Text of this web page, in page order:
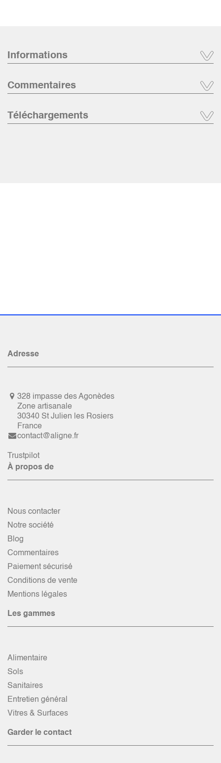
Informations
Commentaires
Téléchargements
Adresse
328 impasse des Agonèdes
Zone artisanale
30340 St Julien les Rosiers
France
contact@aligne.fr
Trustpilot
À propos de
Nous contacter
Notre société
Blog
Commentaires
Paiement sécurisé
Conditions de vente
Mentions légales
Les gammes
Alimentaire
Sols
Sanitaires
Entretien général
Vitres & Surfaces
Garder le contact